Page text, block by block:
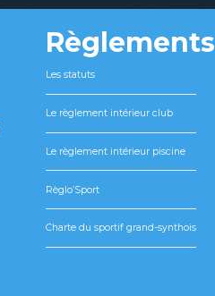
Règlements
Les statuts
Le règlement intérieur club
Le règlement intérieur piscine
Règlo’Sport
Charte du sportif grand-synthois